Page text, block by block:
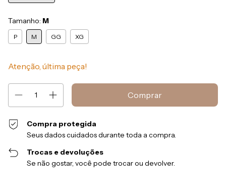
Tamanho: M
P M GG XG
Atenção, última peça!
Compra protegida
Seus dados cuidados durante toda a compra.
Trocas e devoluções
Se não gostar, você pode trocar ou devolver.